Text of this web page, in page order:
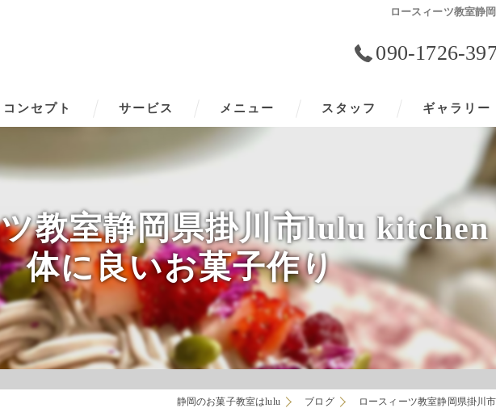
ロースィーツ教室静
090-1726-
コンセプト サービス メニュー スタッフ ギャラリー
教室静岡県掛川市lulu
体に良いお菓子作り
静岡のお菓子教室はlulu ブログ ロースィーツ教室静岡県掛川